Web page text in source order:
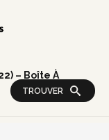
TROUVER
– Boîte À